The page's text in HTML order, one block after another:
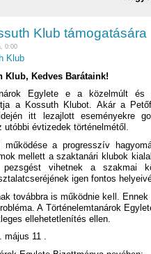
Klub támogatására
0:00
Klub
Klub, Kedves Barátaink!
Egylete e a közelmúlt és
a Kossuth Klubot. Akár a
itt lezajlott eseményekre
utóbbi évtizedek történelmétől.
működése a progresszív
mellett a szaktanári klubok
vihetnek a szakmai
igen fontos
továbbra is működnie kell.
A Történelemtanárok
ellehetetlenítés ellen.
május 11 .